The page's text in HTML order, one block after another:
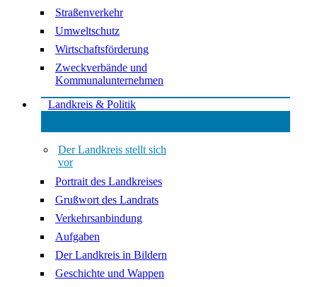
Straßenverkehr
Umweltschutz
Wirtschaftsförderung
Zweckverbände und
Kommunalunternehmen
Landkreis & Politik
Der Landkreis stellt sich
vor
Portrait des Landkreises
Grußwort des Landrats
Verkehrsanbindung
Aufgaben
Der Landkreis in Bildern
Geschichte und Wappen